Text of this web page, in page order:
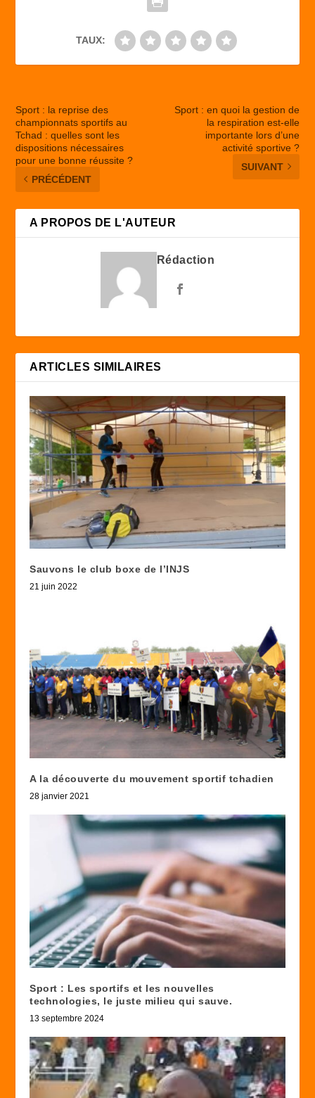
TAUX:
Sport : la reprise des
championnats sportifs au
Tchad : quelles sont les
dispositions nécessaires
pour une bonne réussite ?
PRÉCÉDENT
Sport : en quoi la gestion de
la respiration est-elle
importante lors d’une
activité sportive ?
SUIVANT
A PROPOS DE L'AUTEUR
Rédaction
ARTICLES SIMILAIRES
Sauvons le club boxe de l’INJS
21 juin 2022
A la découverte du mouvement sportif tchadien
28 janvier 2021
Sport : Les sportifs et les nouvelles
technologies, le juste milieu qui sauve.
13 septembre 2024